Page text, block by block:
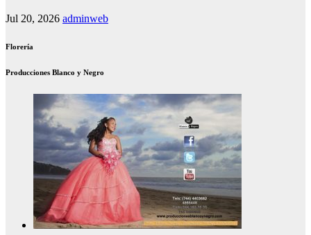
Jul 20, 2026 adminweb
Florería
Producciones Blanco y Negro